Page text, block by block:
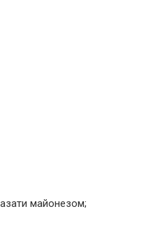
майонезом;